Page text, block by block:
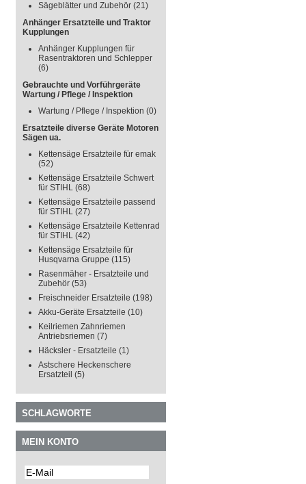
Sägeblätter und Zubehör (21)
Anhänger Ersatzteile und Traktor
Kupplungen
Anhänger Kupplungen für
Rasentraktoren und Schlepper
(6)
Gebrauchte und Vorführgeräte
Wartung / Pflege / Inspektion
Wartung / Pflege / Inspektion (0)
Ersatzteile diverse Geräte Motoren
Sägen ua.
Kettensäge Ersatzteile für emak
(52)
Kettensäge Ersatzteile Schwert
für STIHL (68)
Kettensäge Ersatzteile passend
für STIHL (27)
Kettensäge Ersatzteile Kettenrad
für STIHL (42)
Kettensäge Ersatzteile für
Husqvarna Gruppe (115)
Rasenmäher - Ersatzteile und
Zubehör (53)
Freischneider Ersatzteile (198)
Akku-Geräte Ersatzteile (10)
Keilriemen Zahnriemen
Antriebsriemen (7)
Häcksler - Ersatzteile (1)
Astschere Heckenschere
Ersatzteil (5)
SCHLAGWORTE
MEIN KONTO